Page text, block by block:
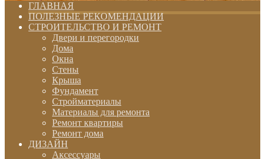
ГЛАВНАЯ
ПОЛЕЗНЫЕ РЕКОМЕНДАЦИИ
СТРОИТЕЛЬСТВО И РЕМОНТ
Двери и перегородки
Дома
Окна
Стены
Крыша
Фундамент
Стройматериалы
Материалы для ремонта
Ремонт квартиры
Ремонт дома
ДИЗАЙН
Аксессуары